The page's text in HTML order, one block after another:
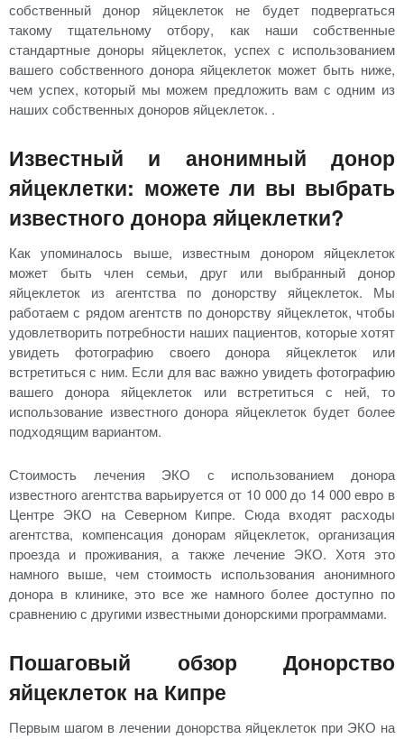
собственный донор яйцеклеток не будет подвергаться
такому тщательному отбору, как наши собственные
стандартные доноры яйцеклеток, успех с использованием
вашего собственного донора яйцеклеток может быть ниже,
чем успех, который мы можем предложить вам с одним из
наших собственных доноров яйцеклеток. .
Известный и анонимный донор
яйцеклетки: можете ли вы выбрать
известного донора яйцеклетки?
Как упоминалось выше, известным донором яйцеклеток
может быть член семьи, друг или выбранный донор
яйцеклеток из агентства по донорству яйцеклеток. Мы
работаем с рядом агентств по донорству яйцеклеток, чтобы
удовлетворить потребности наших пациентов, которые хотят
увидеть фотографию своего донора яйцеклеток или
встретиться с ним. Если для вас важно увидеть фотографию
вашего донора яйцеклеток или встретиться с ней, то
использование известного донора яйцеклеток будет более
подходящим вариантом.
Стоимость лечения ЭКО с использованием донора
известного агентства варьируется от 10 000 до 14 000 евро в
Центре ЭКО на Северном Кипре. Сюда входят расходы
агентства, компенсация донорам яйцеклеток, организация
проезда и проживания, а также лечение ЭКО. Хотя это
намного выше, чем стоимость использования анонимного
донора в клинике, это все же намного более доступно по
сравнению с другими известными донорскими программами.
Пошаговый обзор Донорство
яйцеклеток на Кипре
Первым шагом в лечении донорства яйцеклеток при ЭКО на